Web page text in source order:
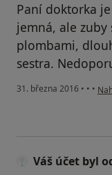
Paní doktorka
jemná, ale
plombami,
sestra.
31. března 2016 • • •
Váš účet byl